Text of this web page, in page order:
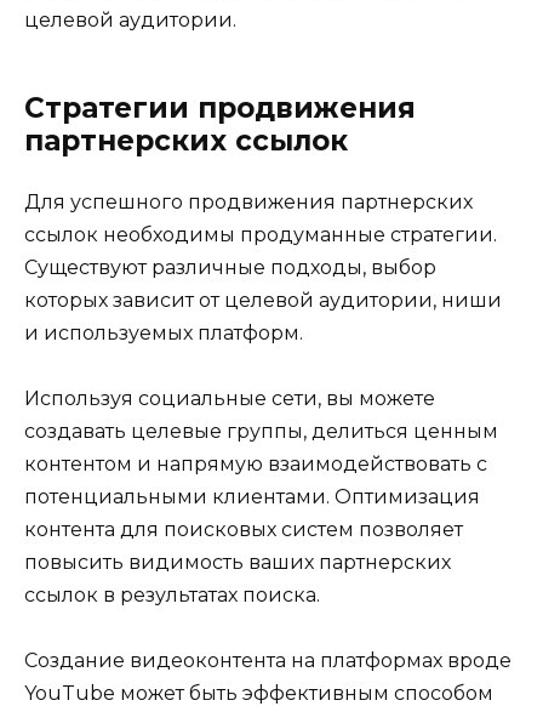
целевой аудитории.
Стратегии продвижения
партнерских ссылок
Для успешного продвижения партнерских
ссылок необходимы продуманные стратегии.
Существуют различные подходы, выбор
которых зависит от целевой аудитории, ниши
и используемых платформ.
Используя социальные сети, вы можете
создавать целевые группы, делиться ценным
контентом и напрямую взаимодействовать с
потенциальными клиентами. Оптимизация
контента для поисковых систем позволяет
повысить видимость ваших партнерских
ссылок в результатах поиска.
Создание видеоконтента на платформах вроде
YouTube может быть эффективным способом